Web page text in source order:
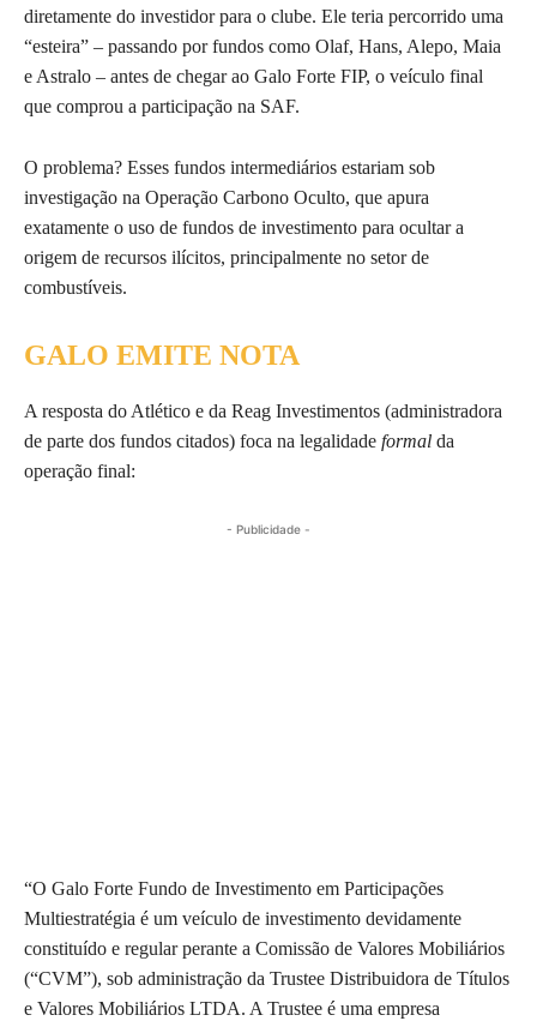
diretamente do investidor para o clube. Ele teria percorrido uma
“esteira” – passando por fundos como Olaf, Hans, Alepo, Maia
e Astralo – antes de chegar ao Galo Forte FIP, o veículo final
que comprou a participação na SAF.
O problema? Esses fundos intermediários estariam sob
investigação na Operação Carbono Oculto, que apura
exatamente o uso de fundos de investimento para ocultar a
origem de recursos ilícitos, principalmente no setor de
combustíveis.
GALO EMITE NOTA
A resposta do Atlético e da Reag Investimentos (administradora
de parte dos fundos citados) foca na legalidade formal da
operação final:
- Publicidade -
“O Galo Forte Fundo de Investimento em Participações
Multiestratégia é um veículo de investimento devidamente
constituído e regular perante a Comissão de Valores Mobiliários
(“CVM”), sob administração da Trustee Distribuidora de Títulos
e Valores Mobiliários LTDA. A Trustee é uma empresa